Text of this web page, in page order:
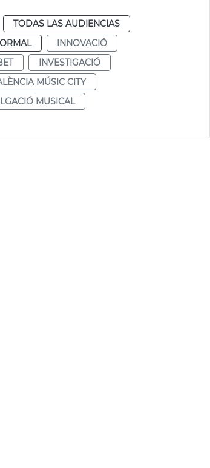
TODAS LAS AUDIENCIAS
INNOVACIÓ
INVESTIGACIÓ
MÚSIC CITY
MUSICAL